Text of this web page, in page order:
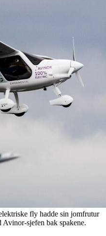
fly hadde sin jomfrutur
sjefen bak spakene.